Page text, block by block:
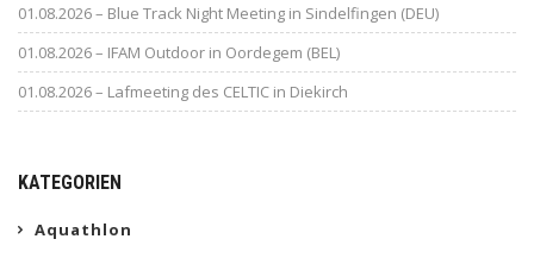
01.08.2026 – Blue Track Night Meeting in Sindelfingen (DEU)
01.08.2026 – IFAM Outdoor in Oordegem (BEL)
01.08.2026 – Lafmeeting des CELTIC in Diekirch
KATEGORIEN
Aquathlon